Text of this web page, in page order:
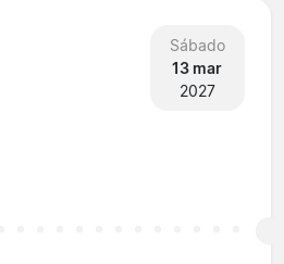
Sábado
13 mar
2027